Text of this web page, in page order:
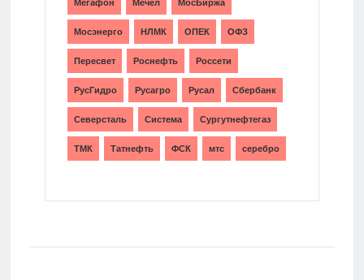
Мегафон Мечел МосБиржа
Мосэнерго НЛМК ОПЕК ОФЗ
Пересвет Роснефть Россети
РусГидро Русагро Русал Сбербанк
Северсталь Система Сургутнефтегаз
ТМК Татнефть ФСК мтс серебро